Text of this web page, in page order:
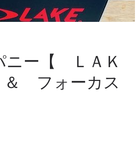
ニー【 ＬＡＫ
フォーカス